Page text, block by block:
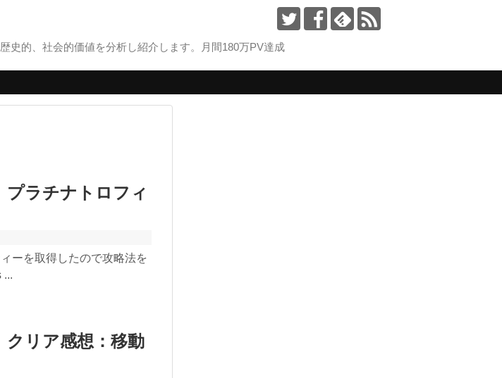
史的、社会的価値を分析し紹介します。月間180万PV達成
プラチナトロフィ
ーを取得したので攻略法を
...
クリア感想：移動